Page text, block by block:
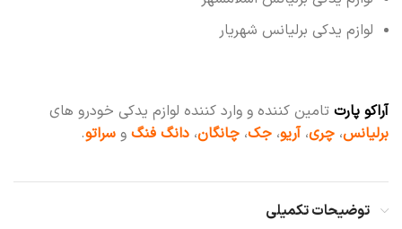
لوازم یدکی برلیانس شهریار
آراکو پارت تامین کننده و وارد کننده لوازم یدکی خودرو های
برلیانس، چری،آریو، جک، چانگان، دانگ فنگ و سراتو.
توضیحات تکمیلی